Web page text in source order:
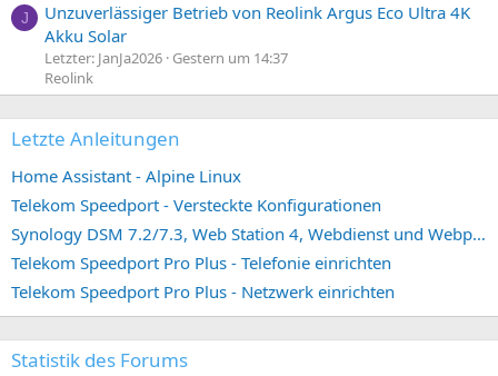
J
Unzuverlässiger Betrieb von Reolink Argus Eco Ultra 4K
Akku Solar
Letzter: JanJa2026 Gestern um 14:37
Reolink
Letzte Anleitungen
Home Assistant - Alpine Linux
Telekom Speedport - Versteckte Konfigurationen
Synology DSM 7.2/7.3, Web Station 4, Webdienst und Webportal erstellen (ehemals vHost)
Telekom Speedport Pro Plus - Telefonie einrichten
Telekom Speedport Pro Plus - Netzwerk einrichten
Statistik des Forums